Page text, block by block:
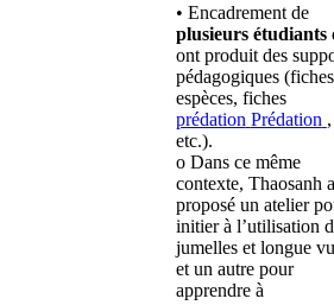
• Encadrement de
plusieurs étudiants
ont produit des
pédagogiques (fiches
espèces, fiches
prédation Prédation ,
etc.).
o Dans ce même
contexte, Thaosanh a
proposé un atelier
initier à l’utilisation
jumelles et longue
et un autre pour
apprendre à